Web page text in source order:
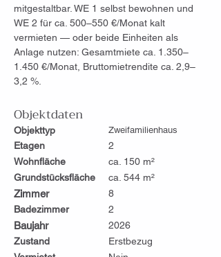
mitgestaltbar. WE 1 selbst bewohnen und
WE 2 für ca. 500–550 €/Monat kalt
vermieten — oder beide Einheiten als
Anlage nutzen: Gesamtmiete ca. 1.350–
1.450 €/Monat, Bruttomietrendite ca. 2,9–
3,2 %.
Objektdaten
Objekttyp Zweifamilienhaus
Etagen
2
Wohnfläche
ca. 150 m²
Grundstücksfläche
ca. 544 m²
Zimmer
8
Badezimmer
2
Baujahr
2026
Zustand
Erstbezug